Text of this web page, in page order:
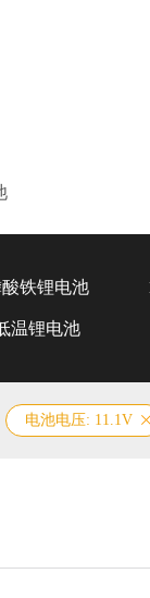
铁锂电池
温锂电池
电池电压: 11.1V